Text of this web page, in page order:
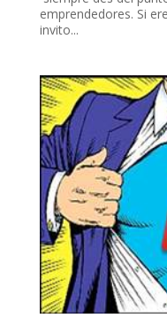
emprendedores. Si
invito...